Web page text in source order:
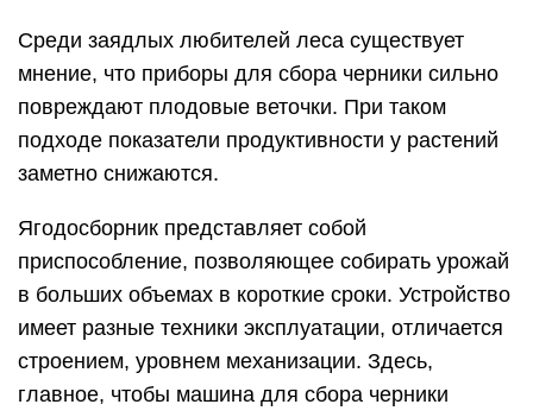
Среди заядлых любителей леса существует
мнение, что приборы для сбора черники сильно
повреждают плодовые веточки. При таком
подходе показатели продуктивности у растений
заметно снижаются.
Ягодосборник представляет собой
приспособление, позволяющее собирать урожай
в больших объемах в короткие сроки. Устройство
имеет разные техники эксплуатации, отличается
строением, уровнем механизации. Здесь,
главное, чтобы машина для сбора черники